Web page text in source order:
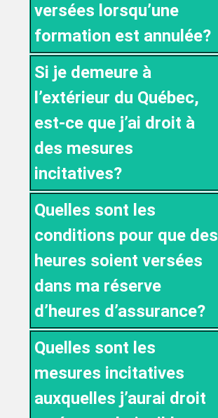
versées lorsqu’une
formation est annulée?
Si je demeure à
l’extérieur du Québec,
est-ce que j’ai droit à
des mesures
incitatives?
Quelles sont les
conditions pour que des
heures soient versées
dans ma réserve
d’heures d’assurance?
Quelles sont les
mesures incitatives
auxquelles j’aurai droit